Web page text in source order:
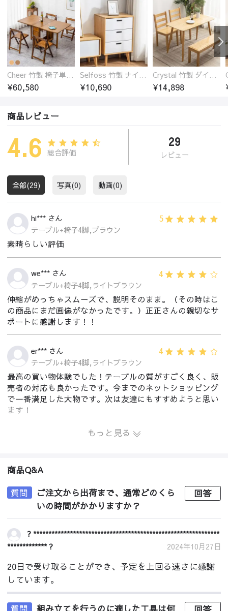
Cheer 竹製 椅子単品 バタフライテーブル 折りたたみダイニングテーブル単品 椅子セット 伸縮
¥60,580
Selfoss 竹製 ナイトテーブル
¥10,690
Crystal 竹製 ダイニングテーブル
¥14,898
商品レビュー
4.6 総合評価
29
レビュー
全部(29) 写真(0) 動画(0)
hi*** さん 5
テーブル+椅子4脚,ブラウン
素晴らしい評価
we*** さん 4
テーブル+椅子4脚,ライトブラウン
伸縮がめっちゃスムーズで、説明そのまま。（その時はこ
の商品にまだ画像がなかったです。）正正さんの親切なサ
ポートに感謝します！！
er*** さん 4
テーブル+椅子4脚,ライトブラウン
最高の買い物体験でした！テーブルの質がすごく良く、販
売者の対応も良かったです。今までのネットショッピング
で一番満足した大物です。次は友達にもすすめようと思い
ます！
もっと見る
商品Q&A
質問
ご注文から出荷まで、通常どのくら
いの時間がかかりますか？
回答
? *************************************************************
************* ?
2024年10月27日
20日で受け取ることができ、予定を上回る速さに感謝
しています。
質問 組み立てを行うのに適した工具は何